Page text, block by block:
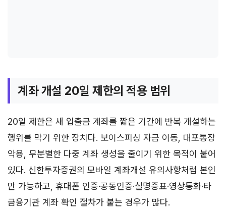
계좌 개설 20일 제한의 적용 범위
20일 제한은 새 입출금 계좌를 짧은 기간에 반복 개설하는
행위를 막기 위한 장치다. 보이스피싱 자금 이동, 대포통장
악용, 무분별한 다중 계좌 생성을 줄이기 위한 목적이 붙어
있다. 신한투자증권의 모바일 계좌개설 유의사항처럼 본인
만 가능하고, 휴대폰 인증·공동인증·실명증표·영상통화·타
금융기관 계좌 확인 절차가 붙는 경우가 많다.